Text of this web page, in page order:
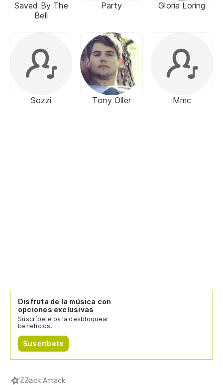
Saved By The
Bell
Party Gloria Loring
Sozzi Tony Oller Mmc
Disfruta de la música con
opciones exclusivas
Suscríbete para desbloquear
beneficios.
Suscríbete
ZZack Attack